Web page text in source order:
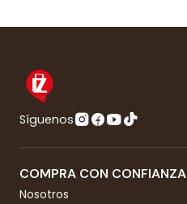
Síguenos
COMPRA CON CONFIANZA
Nosotros